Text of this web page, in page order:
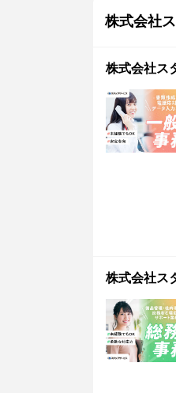
株式会社
株式会社ス
株式会社ス